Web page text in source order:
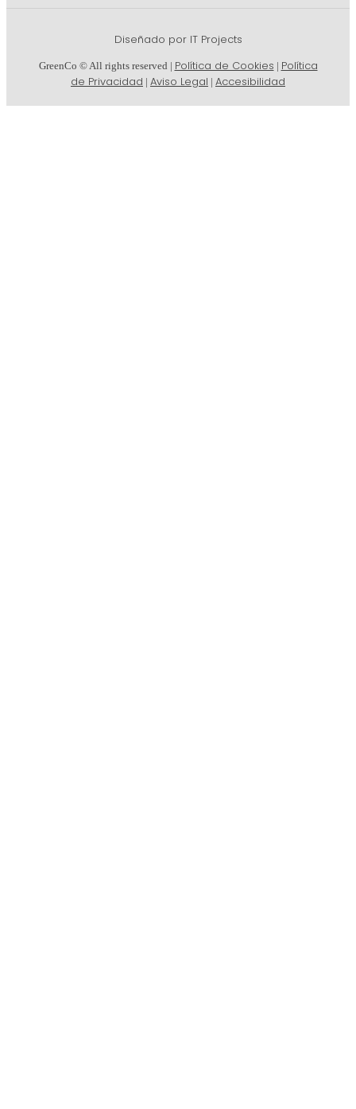
Diseñado por IT Projects
GreenCo © All rights reserved | Política de Cookies | Política
de Privacidad | Aviso Legal | Accesibilidad